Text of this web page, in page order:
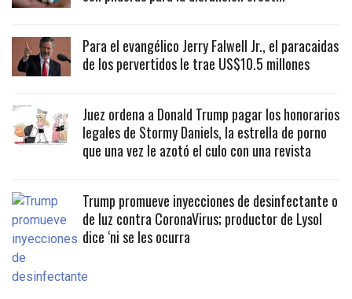
Para el evangélico Jerry Falwell Jr., el paracaidas
de los pervertidos le trae US$10.5 millones
Juez ordena a Donald Trump pagar los honorarios
legales de Stormy Daniels, la estrella de porno
que una vez le azotó el culo con una revista
Trump promueve inyecciones de desinfectante o
de luz contra CoronaVirus; productor de Lysol
dice ‘ni se les ocurra